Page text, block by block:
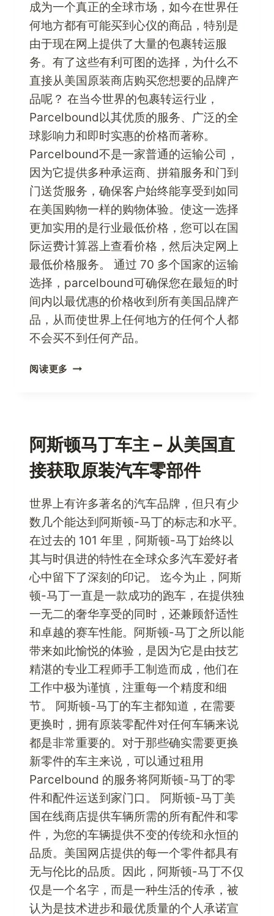
成为一个真正的全球市场，如今在世界任
何地方都有可能买到心仪的商品，特别是
由于现在网上提供了大量的包裹转运服
务。有了这些有利可图的选择，为什么不
直接从美国原装商店购买您想要的品牌产
品呢？ 在当今世界的包裹转运行业，
Parcelbound以其优质的服务、广泛的全
球影响力和即时实惠的价格而著称。
Parcelbound不是一家普通的运输公司，
因为它提供多种承运商、拼箱服务和门到
门送货服务，确保客户始终能享受到如同
在美国购物一样的购物体验。使这一选择
更加实用的是行业最低价格，您可以在国
际运费计算器上查看价格，然后决定网上
最低价格服务。 通过 70 多个国家的运输
选择，parcelbound可确保您在最短的时
间内以最优惠的价格收到所有美国品牌产
品，从而使世界上任何地方的任何个人都
不会买不到任何产品。
阅读更多 想
&
FITCH
产
现
在
通
过
PARCELBOUND
就
能
松
实
现。
阿斯顿马丁车主 – 从美国直
接获取原装汽车零部件
世界上有许多著名的汽车品牌，但只有少
数几个能达到阿斯顿-马丁的标志和水平。
在过去的 101 年里，阿斯顿-马丁始终以
其与时俱进的特性在全球众多汽车爱好者
心中留下了深刻的印记。 迄今为止，阿斯
顿-马丁一直是一款成功的跑车，在提供独
一无二的奢华享受的同时，还兼顾舒适性
和卓越的赛车性能。阿斯顿-马丁之所以能
带来如此愉悦的体验，是因为它是由技艺
精湛的专业工程师手工制造而成，他们在
工作中极为谨慎，注重每一个精度和细
节。 阿斯顿-马丁的车主都知道，在需要
更换时，拥有原装零配件对任何车辆来说
都是非常重要的。对于那些确实需要更换
新零件的车主来说，可以通过租用
Parcelbound 的服务将阿斯顿-马丁的零
件和配件运送到家门口。 阿斯顿-马丁美
国在线商店提供车辆所需的所有配件和零
件，为您的车辆提供不变的传统和永恒的
品质。美国网店提供的每一个零件都具有
无与伦比的品质。因此，阿斯顿-马丁不仅
仅是一个名字，而是一种生活的传承，被
认为是技术进步和最优质量的个人承诺宣